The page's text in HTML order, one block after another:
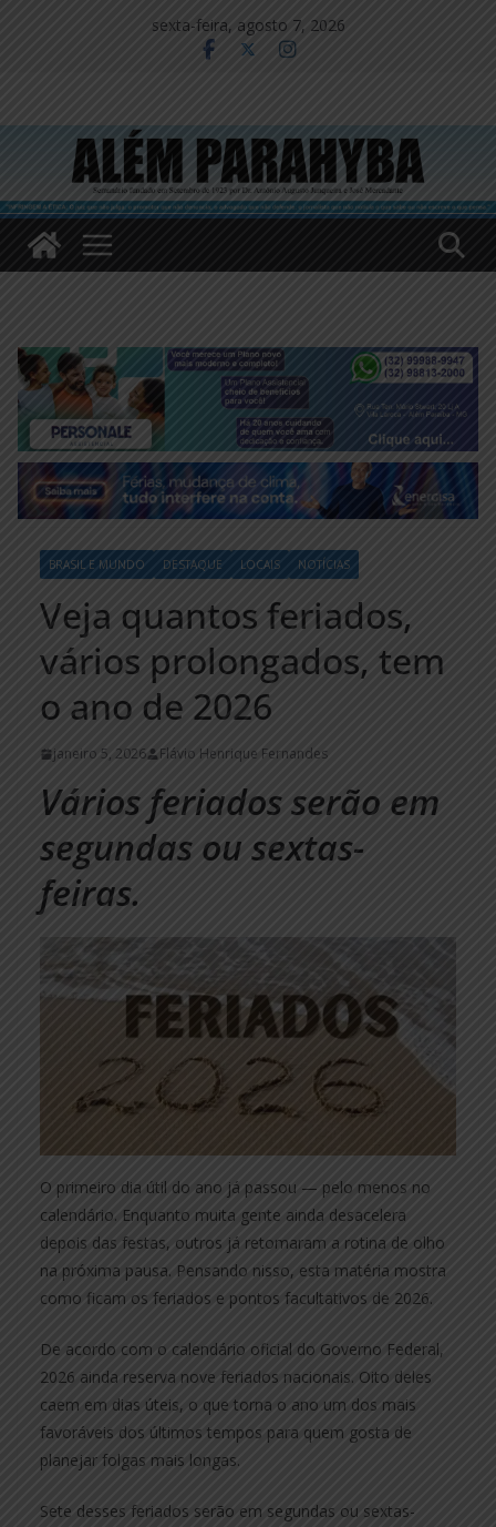
sexta-feira, agosto 7, 2026
BRASIL E MUNDO DESTAQUE LOCAIS NOTÍCIAS
Veja quantos feriados,
vários prolongados, tem
o ano de 2026
janeiro 5, 2026 Flávio Henrique Fernandes
Vários feriados serão em
segundas ou sextas-
feiras.
O primeiro dia útil do ano já passou — pelo menos no
calendário. Enquanto muita gente ainda desacelera
depois das festas, outros já retomaram a rotina de olho
na próxima pausa. Pensando nisso, esta matéria mostra
como ficam os feriados e pontos facultativos de 2026.
De acordo com o calendário oficial do Governo Federal,
2026 ainda reserva nove feriados nacionais. Oito deles
caem em dias úteis, o que torna o ano um dos mais
favoráveis dos últimos tempos para quem gosta de
planejar folgas mais longas.
Sete desses feriados serão em segundas ou sextas-